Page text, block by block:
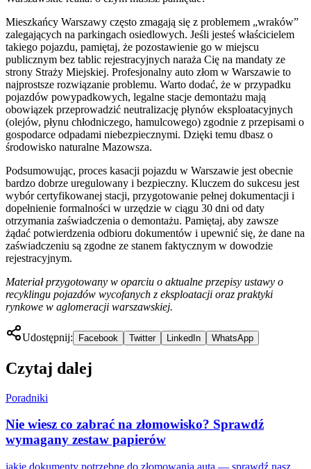
Mieszkańcy Warszawy często zmagają się z problemem „wraków”
zalegających na parkingach osiedlowych. Jeśli jesteś właścicielem
takiego pojazdu, pamiętaj, że pozostawienie go w miejscu
publicznym bez tablic rejestracyjnych naraża Cię na mandaty ze
strony Straży Miejskiej. Profesjonalny auto złom w Warszawie to
najprostsze rozwiązanie problemu. Warto dodać, że w przypadku
pojazdów powypadkowych, legalne stacje demontażu mają
obowiązek przeprowadzić neutralizację płynów eksploatacyjnych
(olejów, płynu chłodniczego, hamulcowego) zgodnie z przepisami o
gospodarce odpadami niebezpiecznymi. Dzięki temu dbasz o
środowisko naturalne Mazowsza.
Podsumowując, proces kasacji pojazdu w Warszawie jest obecnie
bardzo dobrze uregulowany i bezpieczny. Kluczem do sukcesu jest
wybór certyfikowanej stacji, przygotowanie pełnej dokumentacji i
dopełnienie formalności w urzędzie w ciągu 30 dni od daty
otrzymania zaświadczenia o demontażu. Pamiętaj, aby zawsze
żądać potwierdzenia odbioru dokumentów i upewnić się, że dane na
zaświadczeniu są zgodne ze stanem faktycznym w dowodzie
rejestracyjnym.
Materiał przygotowany w oparciu o aktualne przepisy ustawy o
recyklingu pojazdów wycofanych z eksploatacji oraz praktyki
rynkowe w aglomeracji warszawskiej.
Udostępnij: Facebook Twitter LinkedIn WhatsApp
Czytaj dalej
Poradniki
Nie wiesz co zabrać na złomowisko? Sprawdź
wymagany zestaw papierów
jakie dokumenty potrzebne do złomowania auta — sprawdź nasz